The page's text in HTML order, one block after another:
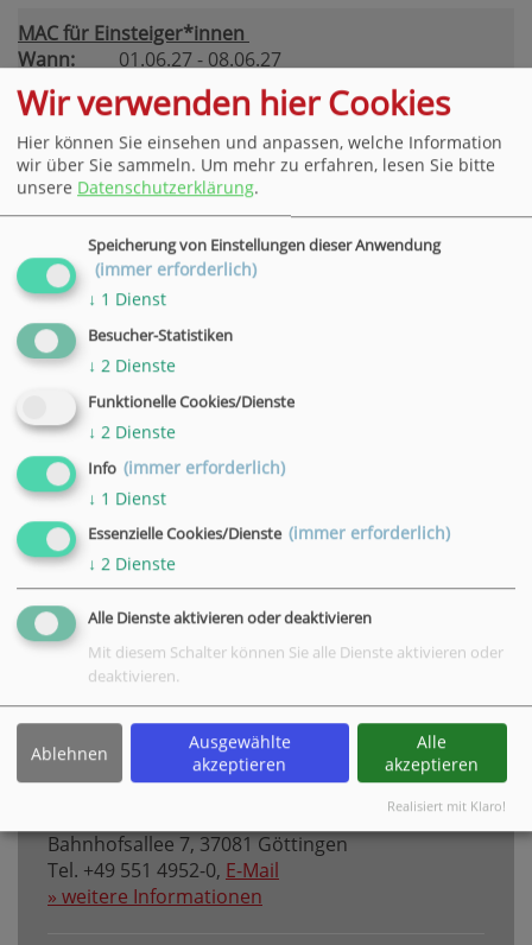
MAC für Einsteiger*innen
Wann:
01.06.27 - 08.06.27
19.00 - 21.30 Uhr
3 Termine
Wo:
Göttingen
Nr.:
27F53209
Status:
Plätze frei
98,00 €
Bleiben Sie stets per E-Mail über exklusive
Angebote und Highlights rund um die VHS
informiert.
Newsletter-Anmeldung
Bahnhofsallee 7, 37081 Göttingen
Tel. +49 551 4952-0, E-Mail
» weitere Informationen
Wir verwenden hier Cookies
Hier können Sie einsehen und anpassen, welche Information
wir über Sie sammeln. Um mehr zu erfahren, lesen Sie bitte
unsere Datenschutzerklärung.
Speicherung von Einstellungen dieser Anwendung
(immer erforderlich)
↓ 1 Dienst
Besucher-Statistiken
↓ 2 Dienste
Funktionelle Cookies/Dienste
↓ 2 Dienste
Info (immer erforderlich)
↓ 1 Dienst
Essenzielle Cookies/Dienste (immer erforderlich)
↓ 2 Dienste
Alle Dienste aktivieren oder deaktivieren
Mit diesem Schalter können Sie alle Dienste aktivieren oder
deaktivieren.
Ablehnen
Ausgewählte
akzeptieren
Alle
akzeptieren
Realisiert mit Klaro!